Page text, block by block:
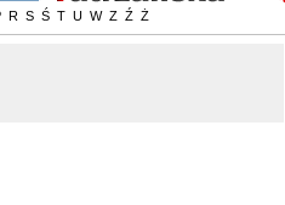
R S Ś T U W Z Ź Ż